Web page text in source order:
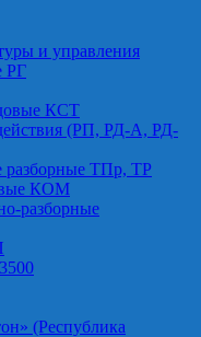
и управления
РГ
КСТ
(РП, РД-А, РД-
разборные ТПр, ТР
КОМ
разборные
(Республика